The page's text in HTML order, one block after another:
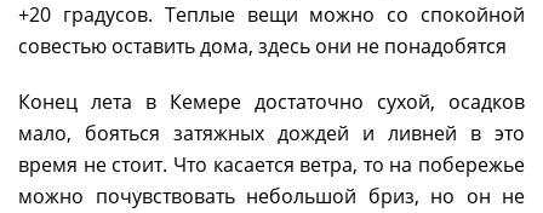
+20 градусов. Теплые вещи можно со спокойной
совестью оставить дома, здесь они не понадобятся
Конец лета в Кемере достаточно сухой, осадков
мало, бояться затяжных дождей и ливней в это
время не стоит. Что касается ветра, то на побережье
можно почувствовать небольшой бриз, но он не